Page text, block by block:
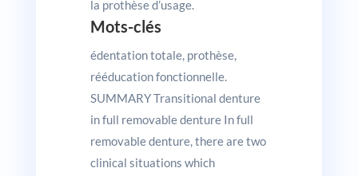
la prothèse d’usage.
Mots-clés
édentation totale, prothèse,
rééducation fonctionnelle.
SUMMARY Transitional denture
in full removable denture In full
removable denture, there are two
clinical situations which